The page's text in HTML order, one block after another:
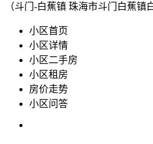
（斗门-白蕉镇 珠海市斗门白蕉镇
小区首页
小区详情
小区二手房
小区租房
房价走势
小区问答